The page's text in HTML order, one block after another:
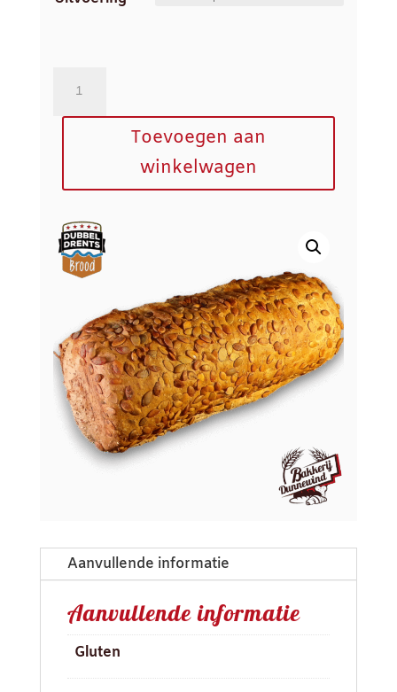
Toevoegen aan
winkelwagen
Aanvullende informatie
Aanvullende informatie
Gluten